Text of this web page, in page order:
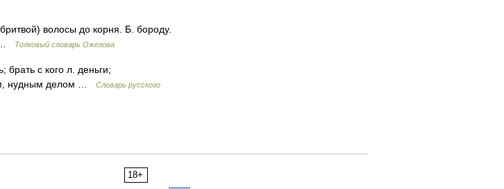
волосы до корня. Б. бороду.
…
Толковый словарь Ожегова
с кого л. деньги;
нудным делом …
Словарь русского
18+